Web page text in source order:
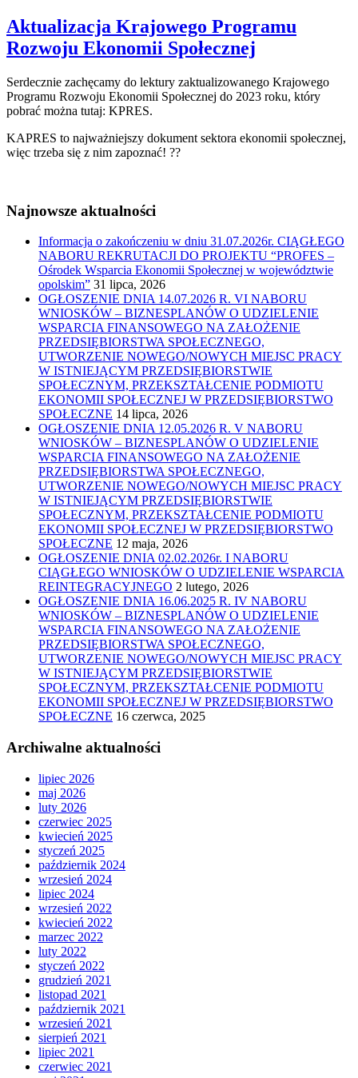
Aktualizacja Krajowego Programu
Rozwoju Ekonomii Społecznej
Serdecznie zachęcamy do lektury zaktualizowanego Krajowego
Programu Rozwoju Ekonomii Społecznej do 2023 roku, który
pobrać można tutaj: KPRES.
KAPRES to najważniejszy dokument sektora ekonomii społecznej,
więc trzeba się z nim zapoznać! ??
Najnowsze aktualności
Informacja o zakończeniu w dniu 31.07.2026r. CIĄGŁEGO
NABORU REKRUTACJI DO PROJEKTU “PROFES –
Ośrodek Wsparcia Ekonomii Społecznej w województwie
opolskim” 31 lipca, 2026
OGŁOSZENIE DNIA 14.07.2026 R. VI NABORU
WNIOSKÓW – BIZNESPLANÓW O UDZIELENIE
WSPARCIA FINANSOWEGO NA ZAŁOŻENIE
PRZEDSIĘBIORSTWA SPOŁECZNEGO,
UTWORZENIE NOWEGO/NOWYCH MIEJSC PRACY
W ISTNIEJĄCYM PRZEDSIĘBIORSTWIE
SPOŁECZNYM, PRZEKSZTAŁCENIE PODMIOTU
EKONOMII SPOŁECZNEJ W PRZEDSIĘBIORSTWO
SPOŁECZNE 14 lipca, 2026
OGŁOSZENIE DNIA 12.05.2026 R. V NABORU
WNIOSKÓW – BIZNESPLANÓW O UDZIELENIE
WSPARCIA FINANSOWEGO NA ZAŁOŻENIE
PRZEDSIĘBIORSTWA SPOŁECZNEGO,
UTWORZENIE NOWEGO/NOWYCH MIEJSC PRACY
W ISTNIEJĄCYM PRZEDSIĘBIORSTWIE
SPOŁECZNYM, PRZEKSZTAŁCENIE PODMIOTU
EKONOMII SPOŁECZNEJ W PRZEDSIĘBIORSTWO
SPOŁECZNE 12 maja, 2026
OGŁOSZENIE DNIA 02.02.2026r. I NABORU
CIĄGŁEGO WNIOSKÓW O UDZIELENIE WSPARCIA
REINTEGRACYJNEGO 2 lutego, 2026
OGŁOSZENIE DNIA 16.06.2025 R. IV NABORU
WNIOSKÓW – BIZNESPLANÓW O UDZIELENIE
WSPARCIA FINANSOWEGO NA ZAŁOŻENIE
PRZEDSIĘBIORSTWA SPOŁECZNEGO,
UTWORZENIE NOWEGO/NOWYCH MIEJSC PRACY
W ISTNIEJĄCYM PRZEDSIĘBIORSTWIE
SPOŁECZNYM, PRZEKSZTAŁCENIE PODMIOTU
EKONOMII SPOŁECZNEJ W PRZEDSIĘBIORSTWO
SPOŁECZNE 16 czerwca, 2025
Archiwalne aktualności
lipiec 2026
maj 2026
luty 2026
czerwiec 2025
kwiecień 2025
styczeń 2025
październik 2024
wrzesień 2024
lipiec 2024
wrzesień 2022
kwiecień 2022
marzec 2022
luty 2022
styczeń 2022
grudzień 2021
listopad 2021
październik 2021
wrzesień 2021
sierpień 2021
lipiec 2021
czerwiec 2021